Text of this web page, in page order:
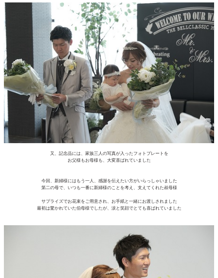
又、記念品には、家族三人の写真が入ったフォトプレートを
お父様もお母様も、大変喜ばれていました
今回、新婦様にはもう一人、感謝を伝えたい方がいらっしゃいました
第二の母で、いつも一番に新婦様のことを考え、支えてくれた叔母様
サプライズでお花束をご用意され、お手紙と一緒にお渡しされました
最初は驚かれていた伯母様でしたが、涙と笑顔でとても喜ばれていました